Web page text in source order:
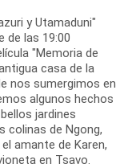
y Utamaduni"
de las 19:00
"Memoria de
casa de la
nos sumergimos en
algunos hechos
jardines
colinas de Ngong,
amante de Karen,
en Tsavo.